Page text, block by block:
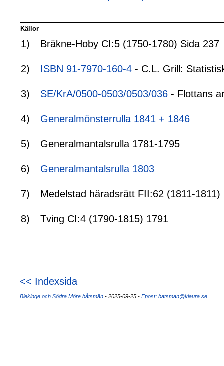
Källor
1) Bräkne-Hoby CI:5 (1750-1780) Sida 237
2) ISBN 91-7970-160-4 - C.L. Grill:
3) SE/KrA/0500-0503/0503/036 - Flottans
4) Generalmönsterrulla 1841 + 1846
5) Generalmantalsrulla 1781-1795
6) Generalmantalsrulla 1803
7) Medelstad häradsrätt FII:62 (1811-
8) Tving CI:4 (1790-1815) 1791
<< Indexsida
Blekinge och Södra Möre båtsmän - 2025-09-25 - Epost: batsman@klaura.se